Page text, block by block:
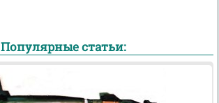
Популярные статьи: